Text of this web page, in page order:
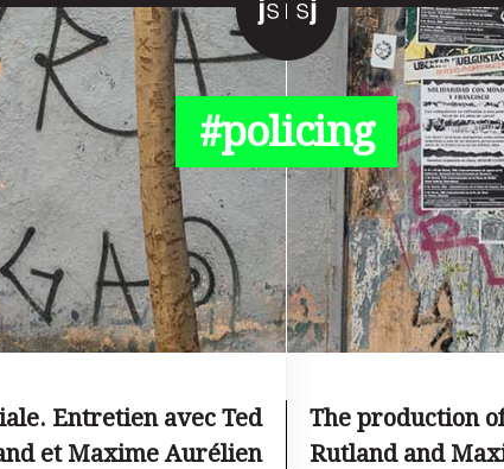
#policing
Entretien avec Ted
et Maxime Aurélien
The production
Rutland and